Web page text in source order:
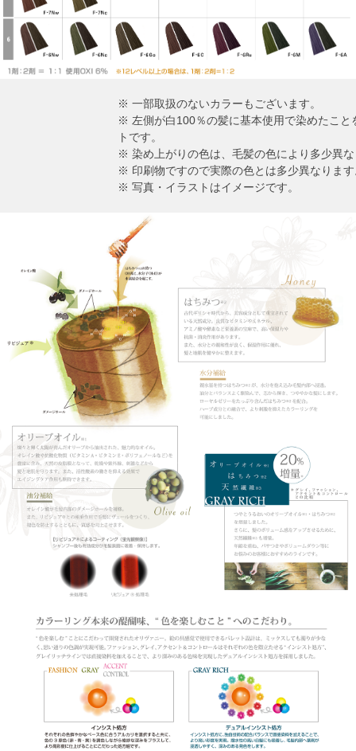
※ 一部取扱のないカラーもございます。
※ 左側が白100％の髪に基本使用で染めたこと
トです。
※ 染め上がりの色は、毛髪の色により多少異
※ 印刷物ですので実際の色とは多少異なりま
※ 写真・イラストはイメージです。